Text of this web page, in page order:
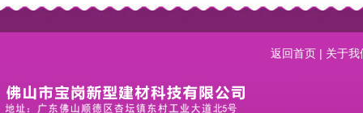
返回首页 | 关于我